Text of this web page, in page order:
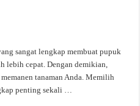
sangat lengkap membuat pupuk
lebih cepat. Dengan demikian,
tanaman Anda. Memilih
penting sekali …